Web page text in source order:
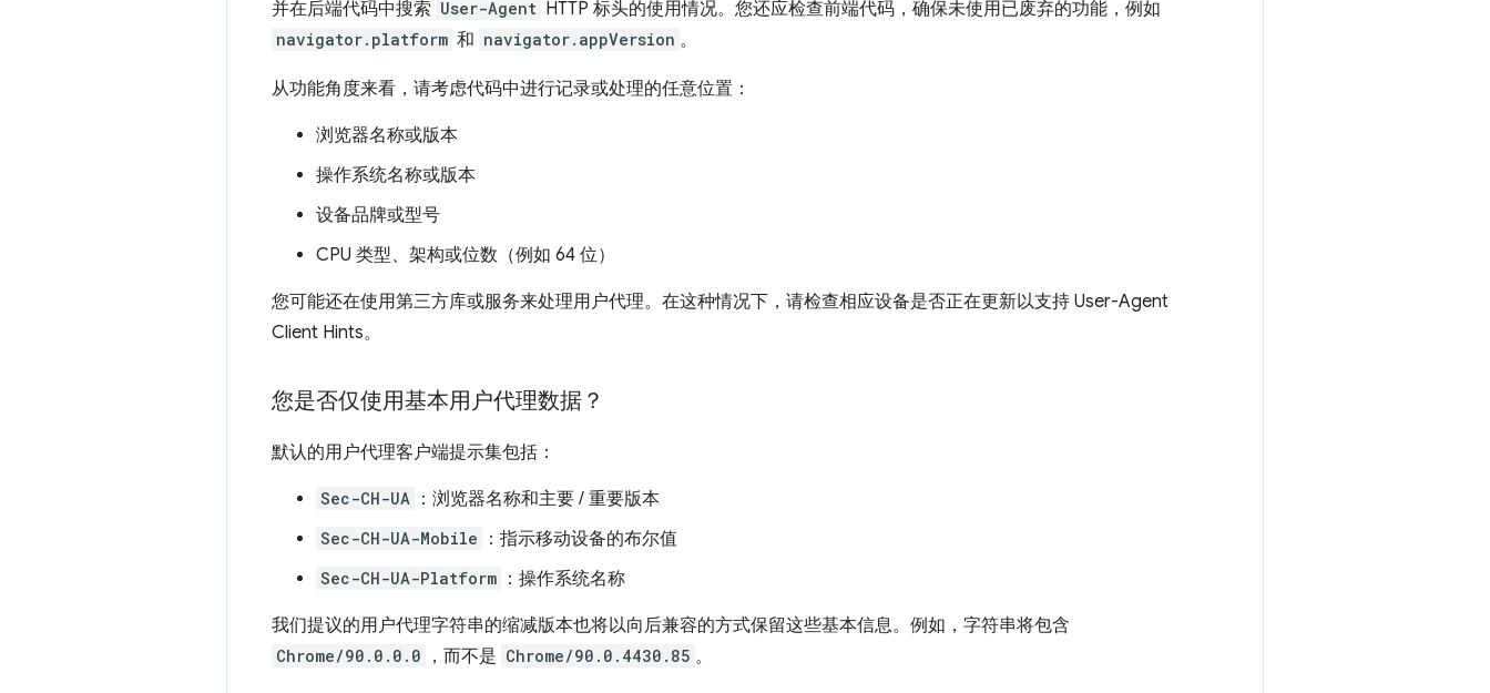
并在后端代码中搜索 User-Agent HTTP 标头的使用情况。您还应检查前端代码，确保未使用已废弃的功能，例如
navigator.platform 和 navigator.appVersion 。
从功能角度来看，请考虑代码中进行记录或处理的任意位置：
浏览器名称或版本
操作系统名称或版本
设备品牌或型号
CPU 类型、架构或位数（例如 64 位）
您可能还在使用第三方库或服务来处理用户代理。在这种情况下，请检查相应设备是否正在更新以支持 User-Agent
Client Hints。
您是否仅使用基本用户代理数据？
默认的用户代理客户端提示集包括：
Sec-CH-UA ：浏览器名称和主要 / 重要版本
Sec-CH-UA-Mobile ：指示移动设备的布尔值
Sec-CH-UA-Platform ：操作系统名称
我们提议的用户代理字符串的缩减版本也将以向后兼容的方式保留这些基本信息。例如，字符串将包含
Chrome/90.0.0.0 ，而不是 Chrome/90.0.4430.85 。